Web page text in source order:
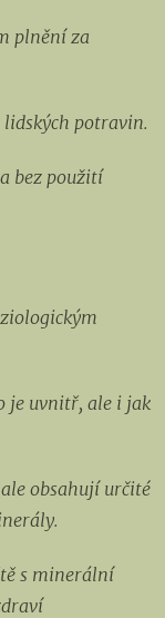
plnění za
potravin.
bez použití
je uvnitř, ale i jak
obsahují určité
s minerální